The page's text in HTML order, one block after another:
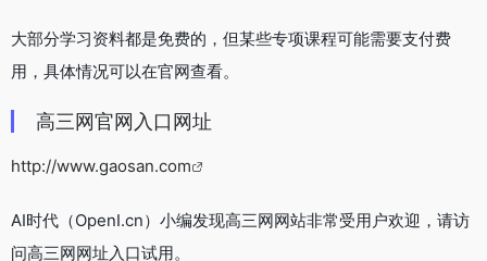
大部分学习资料都是免费的，但某些专项课程可能需要支付费
用，具体情况可以在官网查看。
高三网官网入口网址
http://www.gaosan.com
AI时代（OpenI.cn）小编发现高三网网站非常受用户欢迎，请访
问高三网网址入口试用。